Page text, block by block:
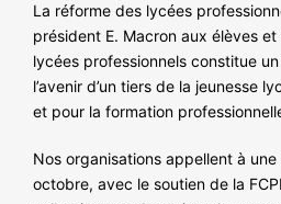
La réforme des lycées
président E. Macron aux élèves
lycées professionnels constitue
l’avenir d’un tiers de la jeunesse
et pour la formation
Nos organisations appellent à une
octobre, avec le soutien de la